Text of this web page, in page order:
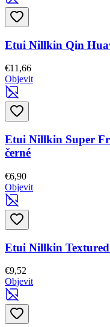
Etui Nillkin Qin
€11,66
Objevit
Etui Nillkin Super
černé
€6,90
Objevit
Etui Nillkin
€9,52
Objevit